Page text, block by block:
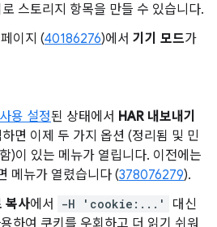
스토리지 항목을 만들 수 있습니다.
페이지 (40186276)에서 기기 모드가
용 설정된 상태에서 HAR 내보내기
면 이제 두 가지 옵션 (정리됨 및 민
)이 있는 메뉴가 열립니다. 이전에는
메뉴가 열렸습니다 (378076279).
복사에서 -H 'cookie:...'
대신
하여 쿠키를 우회하고 더 읽기 쉬워